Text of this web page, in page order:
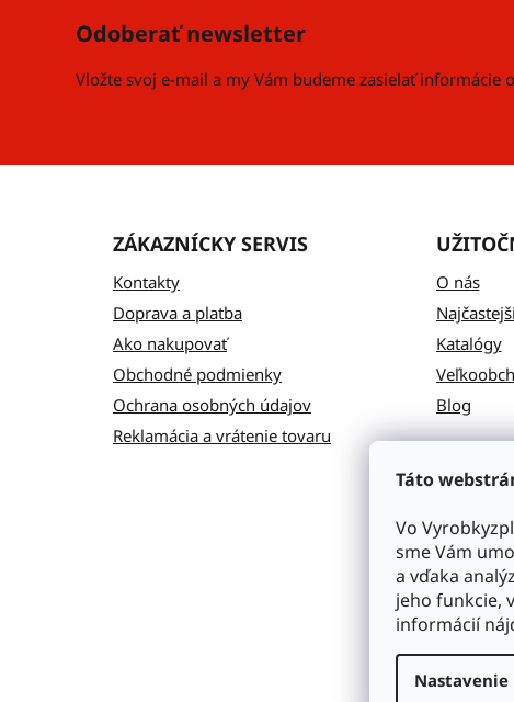
Táto
Vo
sme Vám
a vďaka
jeho funkcie,
informácií
Nastavenie
Odoberať newsletter
Vložte svoj e-mail a my Vám budeme zasielať informácie
ZÁKAZNÍCKY SERVIS
Kontakty
Doprava a platba
Ako nakupovať
Obchodné podmienky
Ochrana osobných údajov
Reklamácia a vrátenie tovaru
O nás
Katalógy
Blog